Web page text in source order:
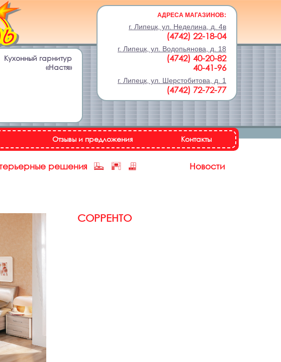
Кухонный гарнитур
«Настя»
АДРЕСА МАГАЗИНОВ:
г. Липецк, ул. Неделина, д. 4в
(4742) 22-18-04
г. Липецк, ул. Водопьянова, д. 18
(4742) 40-20-82
40-41-96
г. Липецк, ул. Шерстобитова, д. 1
(4742) 72-72-77
Отзывы и предложения Контакты
решения
Новости
СОРРЕНТО